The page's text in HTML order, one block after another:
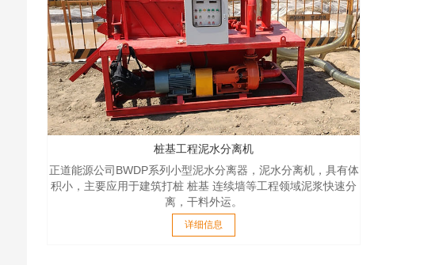
桩基工程泥水分离机
正道能源公司BWDP系列小型泥水分离器，泥水分离机，具有体
积小，主要应用于建筑打桩 桩基 连续墙等工程领域泥浆快速分
离，干料外运。
详细信息